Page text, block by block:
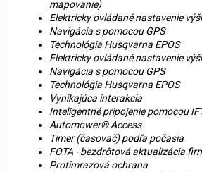
mapovanie)
Elektricky ovládané nastavenie
Navigácia s pomocou GPS
Technológia Husqvarna EPOS
Elektricky ovládané nastavenie
Navigácia s pomocou GPS
Technológia Husqvarna EPOS
Vynikajúca interakcia
Inteligentné pripojenie pomocou
Automower® Access
Timer (časovač) podľa počasia
FOTA - bezdrôtová aktualizácia
Protimrazová ochrana